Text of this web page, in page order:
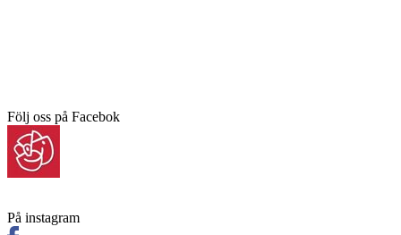
Följ oss på Facebok
På instagram